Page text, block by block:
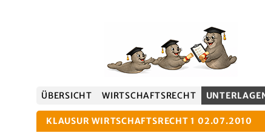
ÜBERSICHT WIRTSCHAFTSRECHT
KLAUSUR WIRTSCHAFTSRECHT 1 02.07.2010